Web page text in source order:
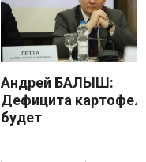
Андрей БАЛЫШ:
Дефицита
будет